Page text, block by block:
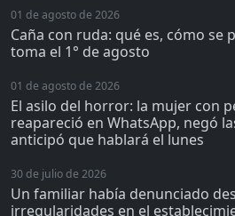
01 de agosto de 2026
Caña con ruda: qué es, cómo se
toma el 1° de agosto
01 de agosto de 2026
El asilo del horror: la mujer con
reapareció en WhatsApp, negó
anticipó que hablará el lunes
30 de julio de 2026
Un familiar había denunciado
irregularidades en el